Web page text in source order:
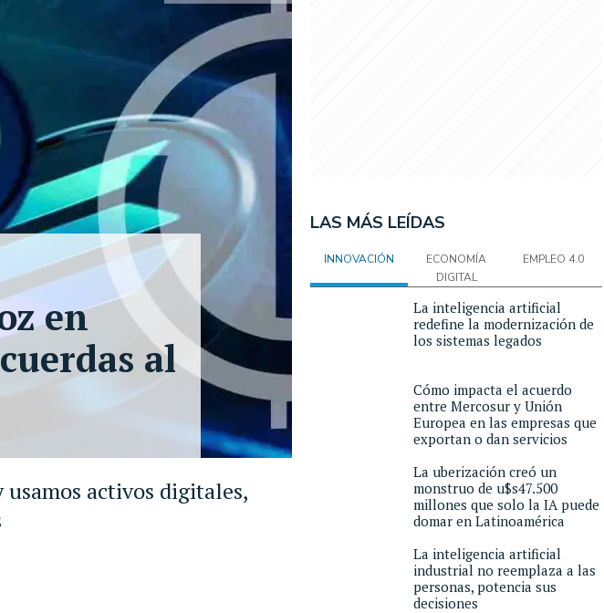
activos digitales,
en
al
LAS MÁS LEÍDAS
INNOVACIÓN
ECONOMÍA
DIGITAL
EMPLEO 4.0
La inteligencia artificial
redefine la modernización de
los sistemas legados
Cómo impacta el acuerdo
entre Mercosur y Unión
Europea en las empresas que
exportan o dan servicios
La uberización creó un
monstruo de u$s47.500
millones que solo la IA puede
domar en Latinoamérica
La inteligencia artificial
industrial no reemplaza a las
personas, potencia sus
decisiones